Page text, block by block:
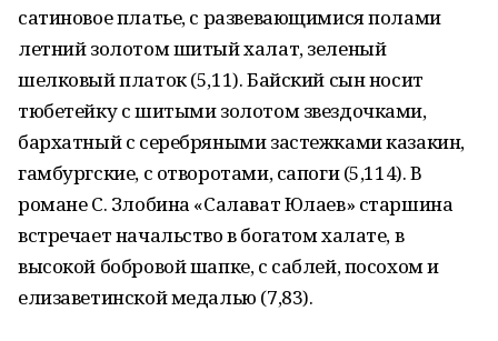
сатиновое платье, с развевающимися полами
летний золотом шитый халат, зеленый
шелковый платок (5,11). Байский сын носит
тюбетейку с шитыми золотом звездочками,
бархатный с серебряными застежками казакин,
гамбургские, с отворотами, сапоги (5,114). В
романе С. Злобина «Салават Юлаев» старшина
встречает начальство в богатом халате, в
высокой бобровой шапке, с саблей, посохом и
елизаветинской медалью (7,83).